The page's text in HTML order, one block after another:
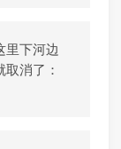
里下河边
消了：